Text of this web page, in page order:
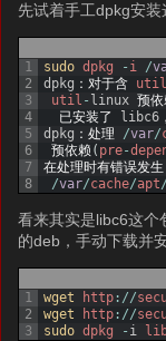
先试着手工dpkg安装
1
2
3
4
5
6
7
8
sudo dpkg - i /
dpkg ：对于含 util
util - linux 预
已安装了
libc6
dpkg ：处理 /var/
预依赖 ( pre-
在处理时有错误发生
/var/cache/apt
看来其实是libc6这个
的deb，手动下载并
1
2
3
wget http : //
wget
http: //
sudo dpkg - i